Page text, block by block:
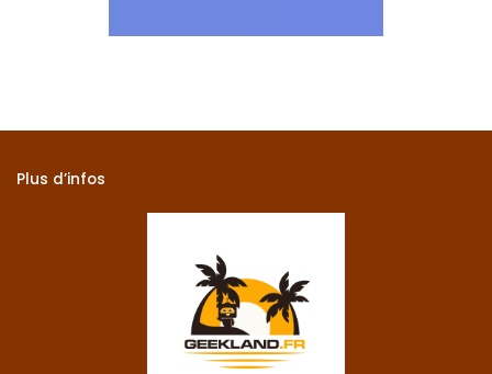
Plus d’infos